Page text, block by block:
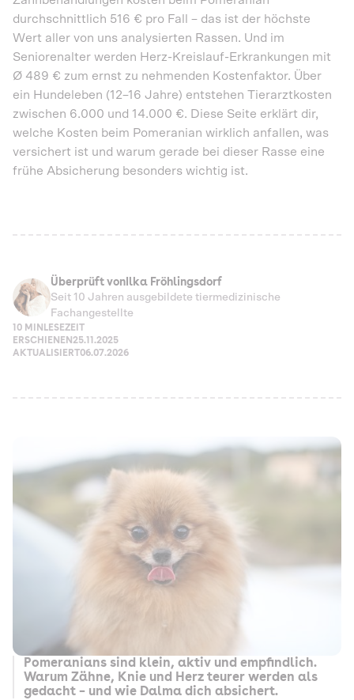
durchschnittlich 516 € pro Fall – das ist der höchste
Wert aller von uns analysierten Rassen. Und im
Seniorenalter werden Herz-Kreislauf-Erkrankungen mit
Ø 489 € zum ernst zu nehmenden Kostenfaktor. Über
ein Hundeleben (12–16 Jahre) entstehen Tierarztkosten
zwischen 6.000 und 14.000 €. Diese Seite erklärt dir,
welche Kosten beim Pomeranian wirklich anfallen, was
versichert ist und warum gerade bei dieser Rasse eine
frühe Absicherung besonders wichtig ist.
Überprüft von Ilka Fröhlingsdorf
Seit 10 Jahren ausgebildete tiermedizinische
Fachangestellte
10 MIN LESEZEIT
ERSCHIENEN25.11.2025
AKTUALISIERT06.07.2026
Pomeranians sind klein, aktiv und empfindlich.
Warum Zähne, Knie und Herz teurer werden als
gedacht – und wie Dalma dich absichert.